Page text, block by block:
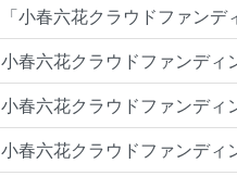
「小春六花クラウドファン
小春六花クラウドファンディ
小春六花クラウドファンディ
小春六花クラウドファンディ